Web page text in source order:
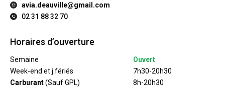
avia.deauville@gmail.com
02 31 88 32 70
Horaires d’ouverture
Semaine
Week-end et j.fériés
Carburant(Sauf GPL)
Ouvert
7h30-20h30
8h-20h30